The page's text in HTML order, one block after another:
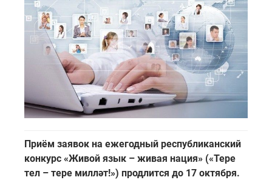
Приём заявок на ежегодный республиканский
конкурс «Живой язык – живая нация» («Тере
тел – тере милләт!») продлится до 17 октября.